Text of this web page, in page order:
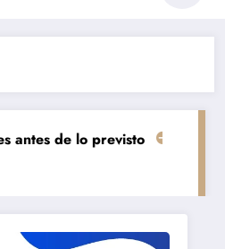
lo previsto «El mundo